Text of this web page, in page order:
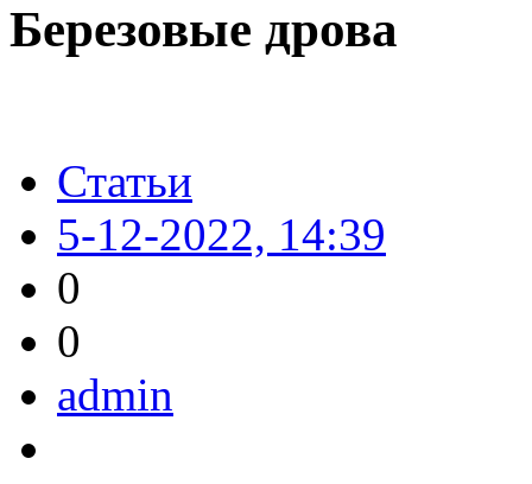
Березовые дрова
Статьи
5-12-2022, 14:39
0
0
admin